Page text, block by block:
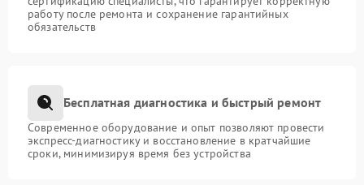
работу после ремонта и сохранение гарантийных
обязательств
Бесплатная диагностика и быстрый ремонт
Современное оборудование и опыт позволяют провести
экспресс-диагностику и восстановление в кратчайшие
сроки, минимизируя время без устройства